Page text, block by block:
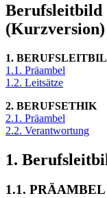
(Kurzversion)
1.
1.1. Präambel
1.2. Leitsätze
2. BERUFSETHIK
2.1. Präambel
2.2. Verantwortung
1.
1.1. PRÄAMBEL